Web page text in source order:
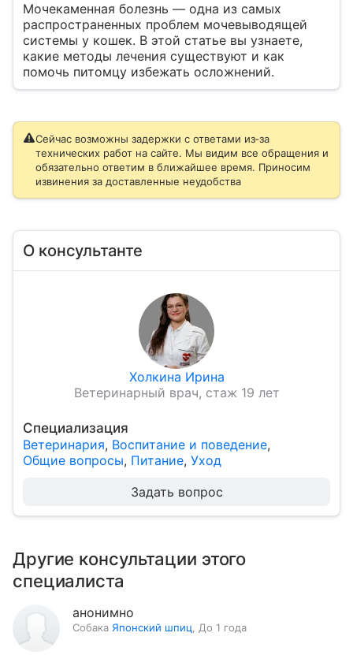
Мочекаменная болезнь — одна из самых
распространенных проблем мочевыводящей
системы у кошек. В этой статье вы узнаете,
какие методы лечения существуют и как
помочь питомцу избежать осложнений.
Сейчас возможны задержки с ответами из‑за
технических работ на сайте. Мы видим все обращения и
обязательно ответим в ближайшее время. Приносим
извинения за доставленные неудобства
О консультанте
Холкина Ирина
Ветеринарный врач, стаж 19 лет
Специализация
Ветеринария, Воспитание и поведение,
Общие вопросы, Питание, Уход
Задать вопрос
Другие консультации этого
специалиста
анонимно
Собака Японский шпиц До 1 года